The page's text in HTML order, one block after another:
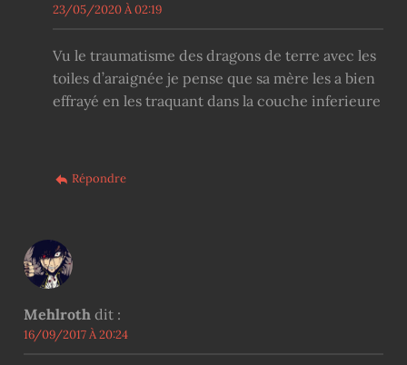
23/05/2020 À 02:19
Vu le traumatisme des dragons de terre avec les
toiles d’araignée je pense que sa mère les a bien
effrayé en les traquant dans la couche inferieure
Répondre
Mehlroth dit :
16/09/2017 À 20:24